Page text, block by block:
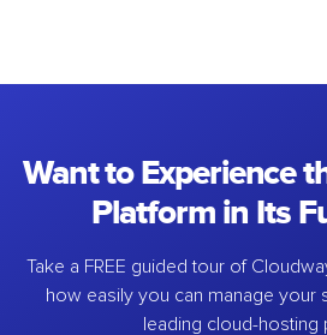
Want to Experience
Platform in Its
Take a FREE guided tour of
how easily you can manage your
leading cloud-hosting